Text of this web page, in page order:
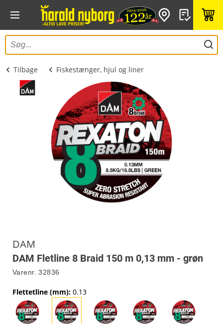
Tilbage Fiskestænger, hjul og liner
DAM
DAM Fletline 8 Braid 150 m 0,13 mm - grøn
Varenr. 32836
Flettetline (mm): 0.13